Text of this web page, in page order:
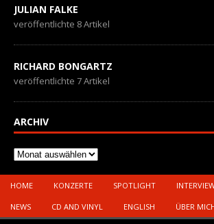
JULIAN FALKE
veröffentlichte 8 Artikel
RICHARD BONGARTZ
veröffentlichte 7 Artikel
ARCHIV
Archiv
HOME KONZERTE SPOTLIGHT
NEWS CD AND VINYL ENGLISH ÜBER